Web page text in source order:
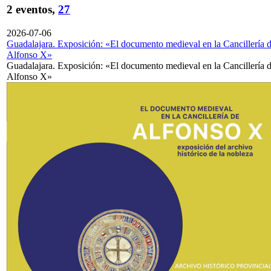
2 eventos, 27
2026-07-06
Guadalajara. Exposición: «El documento medieval en la Cancillería
Alfonso X»
Guadalajara. Exposición: «El documento medieval en la Cancillería
Alfonso X»